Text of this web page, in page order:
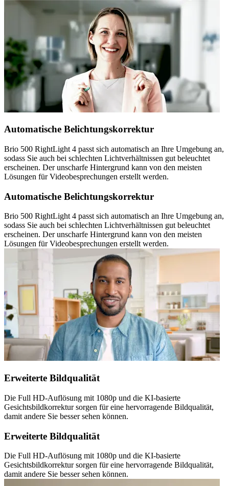
Automatische Belichtungskorrektur
Brio 500 RightLight 4 passt sich automatisch an Ihre Umgebung an,
sodass Sie auch bei schlechten Lichtverhältnissen gut beleuchtet
erscheinen. Der unscharfe Hintergrund kann von den meisten
Lösungen für Videobesprechungen erstellt werden.
Automatische Belichtungskorrektur
Brio 500 RightLight 4 passt sich automatisch an Ihre Umgebung an,
sodass Sie auch bei schlechten Lichtverhältnissen gut beleuchtet
erscheinen. Der unscharfe Hintergrund kann von den meisten
Lösungen für Videobesprechungen erstellt werden.
Erweiterte Bildqualität
Die Full HD-Auflösung mit 1080p und die KI-basierte
Gesichtsbildkorrektur sorgen für eine hervorragende Bildqualität,
damit andere Sie besser sehen können.
Erweiterte Bildqualität
Die Full HD-Auflösung mit 1080p und die KI-basierte
Gesichtsbildkorrektur sorgen für eine hervorragende Bildqualität,
damit andere Sie besser sehen können.